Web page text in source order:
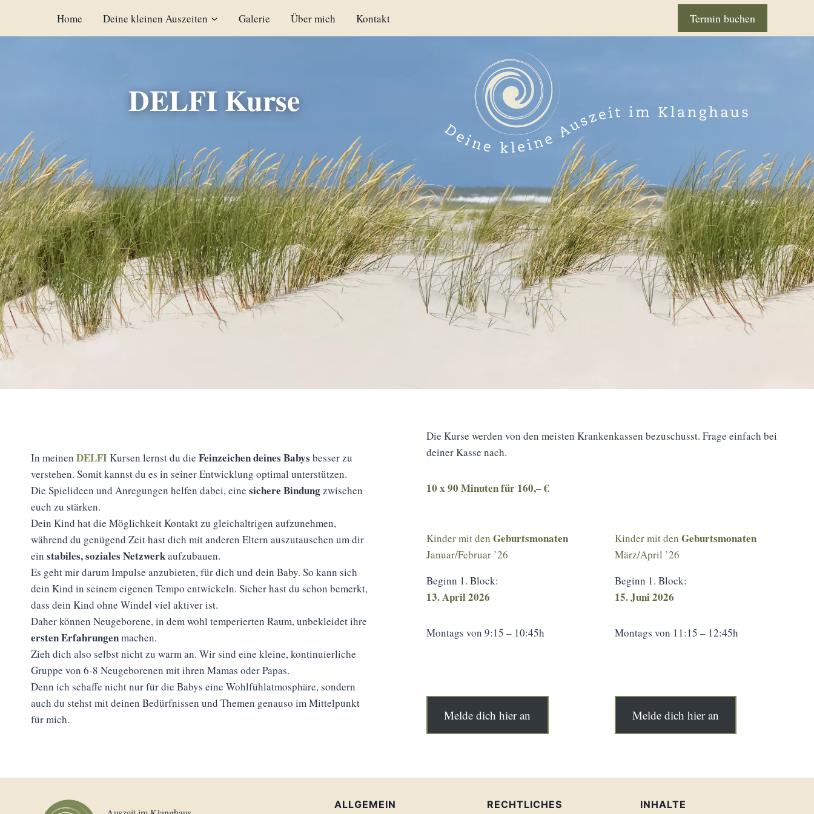
springen
Home Deine kleinen Auszeiten Galerie Über mich Kontakt Termin buchen
DELFI Kurse
In meinen DELFI Kursen lernst du die Feinzeichen deines Babys besser zu
verstehen. Somit kannst du es in seiner Entwicklung optimal unterstützen.
Die Spielideen und Anregungen helfen dabei, eine sichere Bindung zwischen
euch zu stärken.
Dein Kind hat die Möglichkeit Kontakt zu gleichaltrigen aufzunehmen,
während du genügend Zeit hast dich mit anderen Eltern auszutauschen um dir
ein stabiles, soziales Netzwerkaufzubauen.
Es geht mir darum Impulse anzubieten, für dich und dein Baby. So kann sich
dein Kind in seinem eigenen Tempo entwickeln. Sicher hast du schon bemerkt,
dass dein Kind ohne Windel viel aktiver ist.
Daher können Neugeborene, in dem wohl temperierten Raum, unbekleidet ihre
ersten Erfahrungenmachen.
Zieh dich also selbst nicht zu warm an. Wir sind eine kleine, kontinuierliche
Gruppe von 6-8 Neugeborenen mit ihren Mamas oder Papas.
Denn ich schaffe nicht nur für die Babys eine Wohlfühlatmosphäre, sondern
auch du stehst mit deinen Bedürfnissen und Themen genauso im Mittelpunkt
für mich.
Die Kurse werden von den meisten Krankenkassen bezuschusst. Frage einfach bei
deiner Kasse nach.
10 x 90 Minuten für 160,– €
Kinder mit den Geburtsmonaten
Januar/Februar ’26
Beginn 1. Block:
13. April 2026
Montags von 9:15 – 10:45h
Melde dich hier an
Kinder mit den Geburtsmonaten
März/April ’26
Beginn 1. Block:
15. Juni 2026
Montags von 11:15 – 12:45h
Melde dich hier an
ALLGEMEIN RECHTLICHES INHALTE